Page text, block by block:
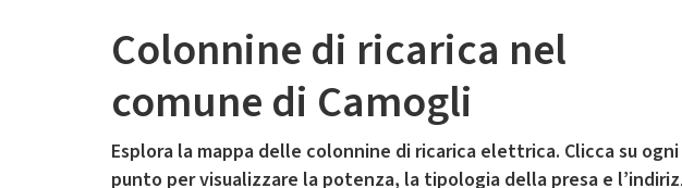
Colonnine di ricarica nel
comune di Camogli
Esplora la mappa delle colonnine di ricarica elettrica. Clicca su ogni
punto per visualizzare la potenza, la tipologia della presa e